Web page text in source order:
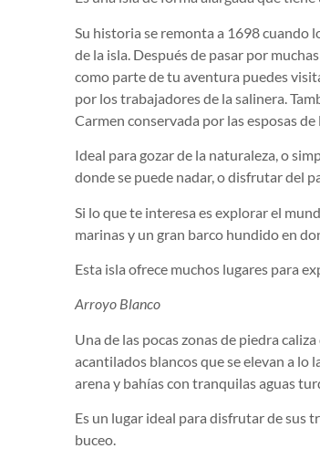
Su historia se remonta a 1698 cuando
de la isla. Después de pasar por
como parte de tu aventura puedes
por los trabajadores de la salinera.
Carmen conservada por las esposas
Ideal para gozar de la naturaleza, o
donde se puede nadar, o disfrutar del
Si lo que te interesa es explorar el
marinas y un gran barco hundido en
Esta isla ofrece muchos lugares para
Arroyo Blanco
Una de las pocas zonas de piedra
acantilados blancos que se elevan a lo
arena y bahías con tranquilas aguas
Es un lugar ideal para disfrutar de sus
buceo.